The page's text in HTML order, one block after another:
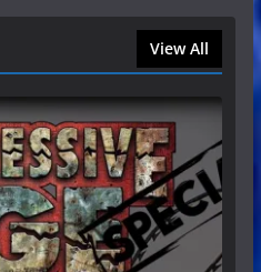
View All